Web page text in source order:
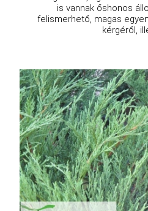
is vannak őshonos
felismerhető, magas
kérgéről,